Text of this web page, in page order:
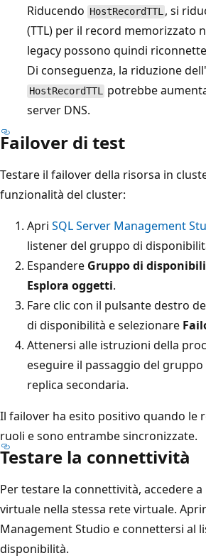
Riducendo HostRecordTTL , si
(TTL) per il record memorizzato
legacy possono quindi
Di conseguenza, la riduzione
HostRecordTTL potrebbe
server DNS.
Failover di test
Testare il failover della risorsa in
funzionalità del cluster:
Apri SQL Server Management
listener del gruppo di
Espandere Gruppo di
Esplora oggetti.
Fare clic con il pulsante destro
di disponibilità e selezionare
Attenersi alle istruzioni della
eseguire il passaggio del
replica secondaria.
Il failover ha esito positivo quando le
ruoli e sono entrambe sincronizzate.
Testare la connettività
Per testare la connettività, accedere
virtuale nella stessa rete virtuale.
Management Studio e connettersi al
disponibilità.